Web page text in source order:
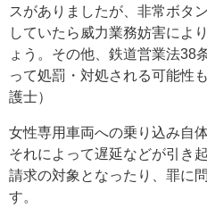
スがありましたが、非常ボタ
していたら威力業務妨害によ
ょう。その他、鉄道営業法38
って処罰・対処される可能性
護士）
女性専用車両への乗り込み自
それによって遅延などが引き
請求の対象となったり、罪に
す。